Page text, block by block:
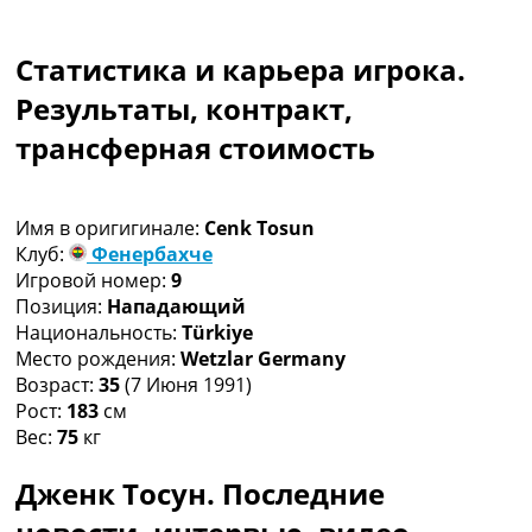
Чемпионат Мира
Украина. Премьер-Лига
Украина. Первая Лига
Лига Чемпионов
Другие Турниры >>>
Таблицы
Таблицы групп Чемпионата Мира
Украина. Премьер-Лига
Украина. Первая Лига
Лига Чемпионов. Таблицы групп
Англия. Премьер-Лига
Испания. Ла Лига
Рейтинг стран УЕФА
Рейтинг клубов УЕФА
Статистика и карьера игрока.
Результаты, контракт,
трансферная стоимость
Имя в оригигинале: Cenk Tosun
Клуб:
Фенербахче
Игровой номер: 9
Позиция: Нападающий
Национальность: Türkiye
Место рождения: Wetzlar Germany
Возраст: 35(7 Июня 1991)
Рост: 183 см
Вес: 75 кг
Дженк Тосун. Последние